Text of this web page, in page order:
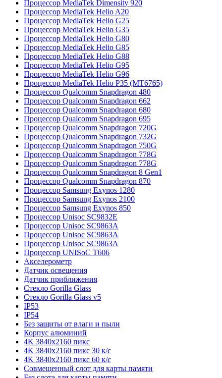
Процессор MediaTek Dimensity 920
Процессор MediaTek Helio A20
Процессор MediaTek Helio G25
Процессор MediaTek Helio G35
Процессор MediaTek Helio G80
Процессор MediaTek Helio G85
Процессор MediaTek Helio G88
Процессор MediaTek Helio G95
Процессор MediaTek Helio G96
Процессор MediaTek Helio P35 (MT6765)
Процессор Qualcomm Snapdragon 480
Процессор Qualcomm Snapdragon 662
Процессор Qualcomm Snapdragon 680
Процессор Qualcomm Snapdragon 695
Процессор Qualcomm Snapdragon 720G
Процессор Qualcomm Snapdragon 732G
Процессор Qualcomm Snapdragon 750G
Процессор Qualcomm Snapdragon 778G
Процессор Qualcomm Snapdragon 778G
Процессор Qualcomm Snapdragon 8 Gen1
Процессор Qualcomm Snapdragon 870
Процессор Samsung Exynos 1280
Процессор Samsung Exynos 2100
Процессор Samsung Exynos 850
Процессор Unisoc SC9832E
Процессор Unisoc SC9863A
Процессор Unisoc SC9863A
Процессор Unisoc SC9863A
Процессор UNISoC T606
Акселерометр
Датчик освещения
Датчик приближения
Стекло Gorilla Glass
Стекло Gorilla Glass v5
IP53
IP54
Без защиты от влаги и пыли
Корпус алюминий
4K 3840x2160 пикс
4K 3840x2160 пикс 30 к/с
4K 3840x2160 пикс 60 к/с
Совмещенный слот для карты памяти